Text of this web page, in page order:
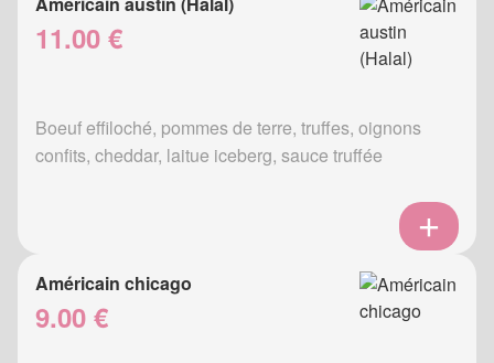
11.00 €
Boeuf effiloché, pommes de terre, truffes, oignons
confits, cheddar, laitue iceberg, sauce truffée
Américain chicago
9.00 €